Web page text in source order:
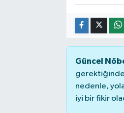
Güncel
gerektiğinde
nedenle,
iyi bir fikir